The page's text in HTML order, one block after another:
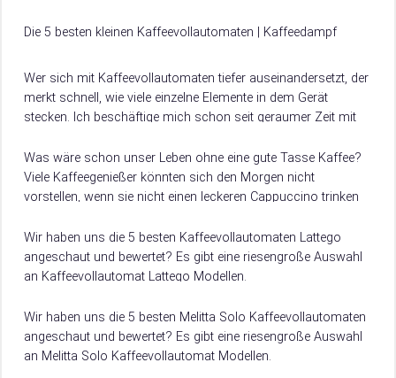
Die 5 besten kleinen Kaffeevollautomaten | Kaffeedampf
Wer sich mit Kaffeevollautomaten tiefer auseinandersetzt, der
merkt schnell, wie viele einzelne Elemente in dem Gerät
stecken. Ich beschäftige mich schon seit geraumer Zeit mit
Was wäre schon unser Leben ohne eine gute Tasse Kaffee?
Viele Kaffeegenießer könnten sich den Morgen nicht
vorstellen, wenn sie nicht einen leckeren Cappuccino trinken
Wir haben uns die 5 besten Kaffeevollautomaten Lattego
angeschaut und bewertet? Es gibt eine riesengroße Auswahl
an Kaffeevollautomat Lattego Modellen.
wir dir hier, worauf es beim Kauf von Kaffeevollautomat
Lattego ankommt.
Wir haben uns die 5 besten Melitta Solo Kaffeevollautomaten
angeschaut und bewertet? Es gibt eine riesengroße Auswahl
an Melitta Solo Kaffeevollautomat Modellen.